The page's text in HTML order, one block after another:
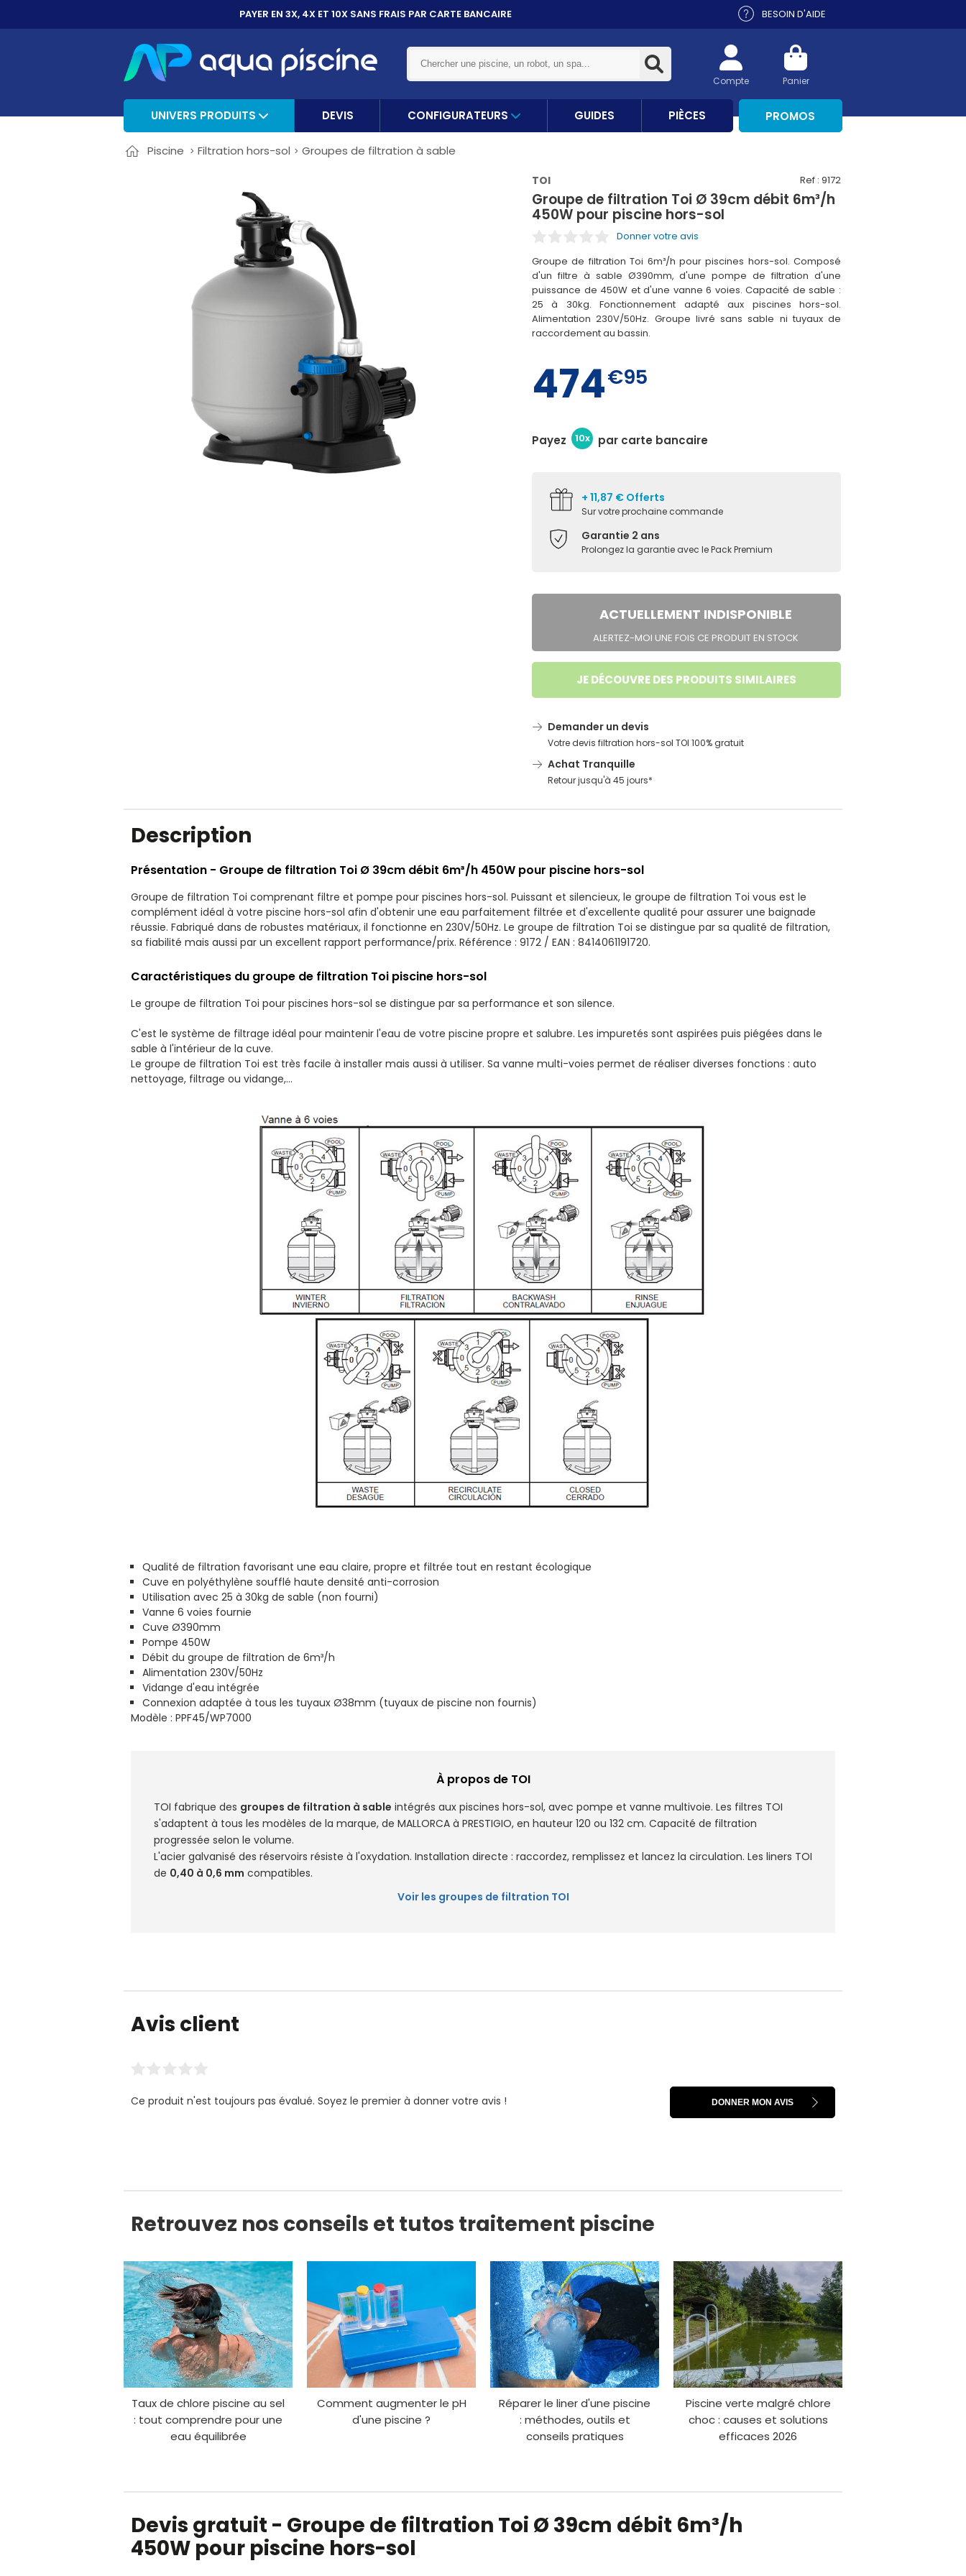
PAYER EN 3X, 4X ET 10XSANS FRAIS PAR CARTE BANCAIRE BESOIN D'AIDE
Panier
Compte
UNIVERS PRODUITS DEVIS CONFIGURATEURS GUIDES PIÈCES PROMOS
Piscine Filtration hors-sol Groupes de filtration à sable
TOI Ref : 9172
Groupe de filtration Toi Ø 39cm débit 6m³/h
450W pour piscine hors-sol
Donner votre avis
Groupe de filtration Toi 6m³/h pour piscines hors-sol. Composé
d'un filtre à sable Ø390mm, d'une pompe de filtration d'une
puissance de 450W et d'une vanne 6 voies. Capacité de sable :
25 à 30kg. Fonctionnement adapté aux piscines hors-sol.
Alimentation 230V/50Hz. Groupe livré sans sable ni tuyaux de
raccordement au bassin.
474€95
Payez 10x par carte bancaire
+ 11,87 € Offerts
Sur votre prochaine commande
Garantie 2 ans
Prolongez la garantie avec le Pack Premium
ACTUELLEMENT INDISPONIBLE
ALERTEZ-MOI UNE FOIS CE PRODUIT EN STOCK
JE DÉCOUVRE DES PRODUITS SIMILAIRES
Demander un devis
Votre devis filtration hors-sol TOI 100% gratuit
Achat Tranquille
Retour jusqu'à 45 jours*
Description
Présentation - Groupe de filtration Toi Ø 39cm débit 6m³/h 450W pour piscine hors-sol
Groupe de filtration Toi comprenant filtre et pompe pour piscines hors-sol. Puissant et silencieux, le groupe de filtration Toi vous est le
complément idéal à votre piscine hors-sol afin d'obtenir une eau parfaitement filtrée et d'excellente qualité pour assurer une baignade
réussie. Fabriqué dans de robustes matériaux, il fonctionne en 230V/50Hz. Le groupe de filtration Toi se distingue par sa qualité de filtration,
sa fiabilité mais aussi par un excellent rapport performance/prix. Référence : 9172 / EAN : 8414061191720.
Caractéristiques du groupe de filtration Toi piscine hors-sol
Le groupe de filtration Toi pour piscines hors-sol se distingue par sa performance et son silence.
C'est le système de filtrage idéal pour maintenir l'eau de votre piscine propre et salubre. Les impuretés sont aspirées puis piégées dans le
sable à l'intérieur de la cuve.
Le groupe de filtration Toi est très facile à installer mais aussi à utiliser. Sa vanne multi-voies permet de réaliser diverses fonctions : auto
nettoyage, filtrage ou vidange,...
Qualité de filtration favorisant une eau claire, propre et filtrée tout en restant écologique
Cuve en polyéthylène soufflé haute densité anti-corrosion
Utilisation avec 25 à 30kg de sable (non fourni)
Vanne 6 voies fournie
Cuve Ø390mm
Pompe 450W
Débit du groupe de filtration de 6m³/h
Alimentation 230V/50Hz
Vidange d'eau intégrée
Connexion adaptée à tous les tuyaux Ø38mm (tuyaux de piscine non fournis)
Modèle : PPF45/WP7000
À propos de TOI
TOI fabrique des groupes de filtration à sable intégrés aux piscines hors-sol, avec pompe et vanne multivoie. Les filtres TOI
s'adaptent à tous les modèles de la marque, de MALLORCA à PRESTIGIO, en hauteur 120 ou 132 cm. Capacité de filtration
progressée selon le volume.
L'acier galvanisé des réservoirs résiste à l'oxydation. Installation directe : raccordez, remplissez et lancez la circulation. Les liners TOI
de 0,40 à 0,6 mm compatibles.
Voir les groupes de filtration TOI
Avis client
Ce produit n'est toujours pas évalué. Soyez le premier à donner votre avis ! DONNER MON AVIS
Retrouvez nos conseils et tutos traitement piscine
Taux de chlore piscine au sel
: tout comprendre pour une
eau équilibrée
Comment augmenter le pH
d'une piscine ?
Réparer le liner d'une piscine
: méthodes, outils et
conseils pratiques
Piscine verte malgré chlore
choc : causes et solutions
efficaces 2026
Devis gratuit - Groupe de filtration Toi Ø 39cm débit 6m³/h
450W pour piscine hors-sol